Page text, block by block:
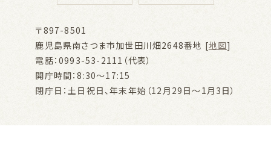
〒897-8501
鹿児島県南さつま市加世田川畑2648番地 [地図]
電話：0993-53-2111（代表）
開庁時間：8:30～17:15
閉庁日：土日祝日、年末年始（12月29日～1月3日）